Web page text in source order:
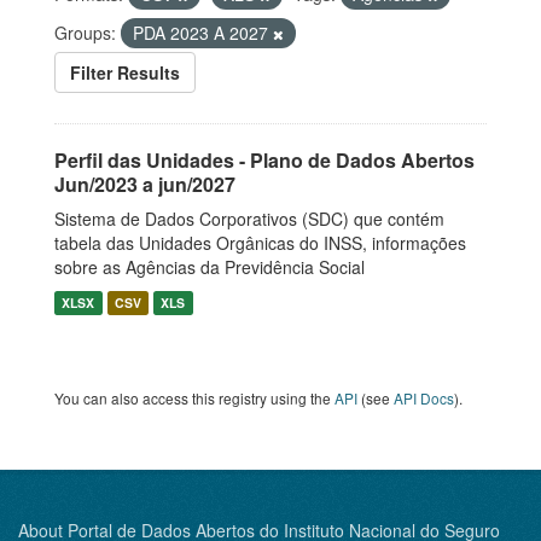
Groups:
PDA 2023 A 2027
Filter Results
Perfil das Unidades - Plano de Dados Abertos
Jun/2023 a jun/2027
Sistema de Dados Corporativos (SDC) que contém
tabela das Unidades Orgânicas do INSS, informações
sobre as Agências da Previdência Social
XLSX CSV XLS
You can also access this registry using the API (see API Docs).
About Portal de Dados Abertos do Instituto Nacional do Seguro